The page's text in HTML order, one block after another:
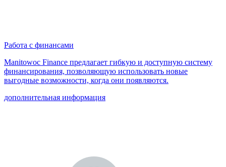
Работа с финансами
Manitowoc Finance предлагает гибкую и доступную систему
финансирования, позволяющую использовать новые
выгодные возможности, когда они появляются.
дополнительная информация